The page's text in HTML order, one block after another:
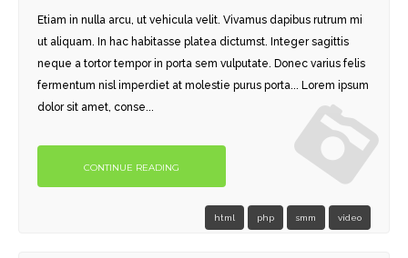
Etiam in nulla arcu, ut vehicula velit. Vivamus dapibus rutrum mi
ut aliquam. In hac habitasse platea dictumst. Integer sagittis
neque a tortor tempor in porta sem vulputate. Donec varius felis
fermentum nisl imperdiet at molestie purus porta... Lorem ipsum
dolor sit amet, conse...
CONTINUE READING
html php smm video